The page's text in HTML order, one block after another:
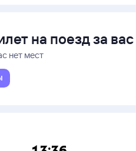
на поезд за вас
нет мест